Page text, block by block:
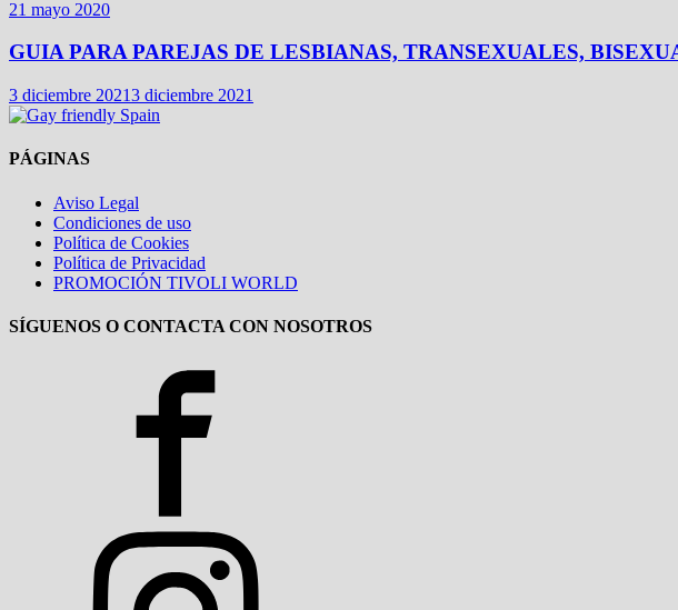
21 mayo 2020
GUIA PARA PAREJAS DE LESBIANAS, TRANSEXUALES,
3 diciembre 20213 diciembre 2021
PÁGINAS
Aviso Legal
Condiciones de uso
Política de Cookies
Política de Privacidad
PROMOCIÓN TIVOLI WORLD
SÍGUENOS O CONTACTA CON NOSOTROS